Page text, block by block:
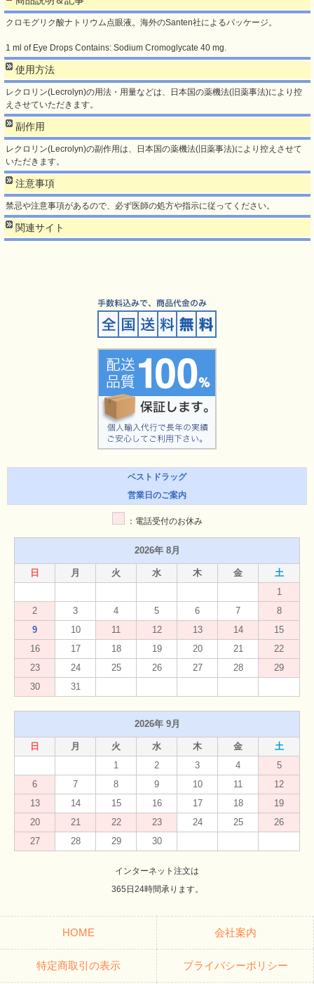
クロモグリク酸ナトリウム点眼液。海外のSanten社によるパッケージ。
1 ml of Eye Drops Contains: Sodium Cromoglycate 40 mg.
使用方法
レクロリン(Lecrolyn)の用法・用量などは、日本国の薬機法(旧薬事法)により控
えさせていただきます。
副作用
レクロリン(Lecrolyn)の副作用は、日本国の薬機法(旧薬事法)により控えさせて
いただきます。
注意事項
禁忌や注意事項があるので、必ず医師の処方や指示に従ってください。
関連サイト
ベストドラッグ
営業日のご案内
：電話受付のお休み
2026年 8月
日 月 火 水 木 金
土
1
2
3 4 5 6 7
8
9
10 11 12 13 14
15
16
17 18 19 20 21
22
23
24 25 26 27 28
29
30
31
2026年 9月
日 月 火 水 木 金
土
1
2 3 4
5
6
7 8 9 10 11
12
13
14 15 16 17 18
19
20
21 22 23 24 25
26
27
28 29 30
インターネット注文は
365日24時間承ります。
HOME 会社案内
特定商取引の表示 プライバシーポリシー